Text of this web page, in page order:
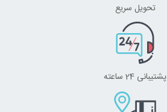
تحویل سریع
پشتیبانی 24 ساعته